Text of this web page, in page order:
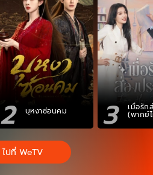
2 บุหงาซ่อนคม 3 เมื่อรัก
(พากย์
ไปที่ WeTV